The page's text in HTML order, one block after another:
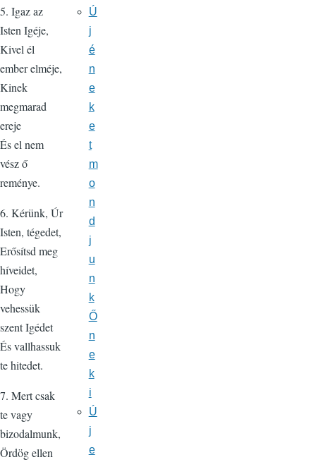
5. Igaz az
Isten Igéje,
Kivel él
ember elméje,
Kinek
megmarad
ereje
És el nem
vész ő
reménye.
6. Kérünk, Úr
Isten, tégedet,
Erősítsd meg
híveidet,
Hogy
vehessük
szent Igédet
És vallhassuk
te hitedet.
7. Mert csak
te vagy
bizodalmunk,
Ördög ellen
Ú
j
é
n
e
k
e
t
m
o
n
d
j
u
n
k
Ő
n
e
k
i
Ú
j
e